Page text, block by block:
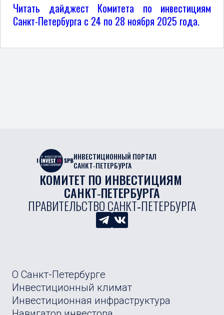
Читать дайджест Комитета по инвестициям
Санкт-Петербурга с 24 по 28 ноября 2025 года.
ИНВЕСТИЦИОННЫЙ ПОРТАЛ
САНКТ‑ПЕТЕРБУРГА
КОМИТЕТ ПО ИНВЕСТИЦИЯМ
САНКТ‑ПЕТЕРБУРГА
ПРАВИТЕЛЬСТВО САНКТ‑ПЕТЕРБУРГА
О Санкт-Петербурге
Инвестиционный климат
Инвестиционная инфраструктура